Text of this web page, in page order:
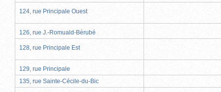
124, rue Principale Ouest
126, rue J.-Romuald-Bérubé
128, rue Principale Est
129, rue Principale
135, rue Sainte-Cécile-du-Bic